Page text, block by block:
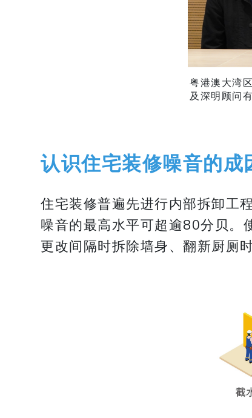
粤港澳大湾
及深明顾问
认识住宅装修噪音的成
住宅装修普遍先进行内部拆卸工
噪音的最高水平可超逾80分贝。
更改间隔时拆除墙身、翻新厨厕